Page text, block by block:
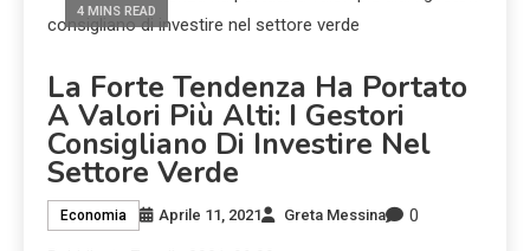
4 MINS READ
La Forte Tendenza Ha Portato
A Valori Più Alti: I Gestori
Consigliano Di Investire Nel
Settore Verde
Economia Aprile 11, 2021 Greta Messina 0